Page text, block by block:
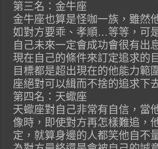
第三名：金牛座
金牛座也算是怪咖一族，雖然
如對方要乖、孝順…等等，可
自己未來一定會成功會很有出
現在自己的條件來訂定追求的
目標都是超出現在的他能力範
座絕對可以緝而不捨的追求下
第四名：天蠍座
天蠍座對自己非常有自信，當
像時，即使對方再怎樣難追，
定，就算身邊的人都笑他自不